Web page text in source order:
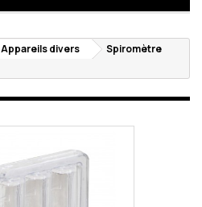
Appareils divers
Spiromètre